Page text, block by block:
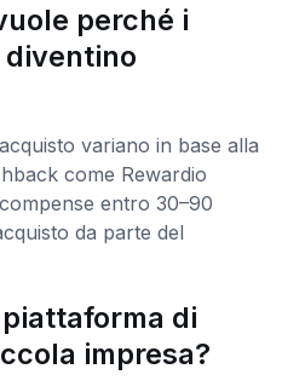
perché i
variano in base alla
come Rewardio
entro 30–90
da parte del
di
impresa?